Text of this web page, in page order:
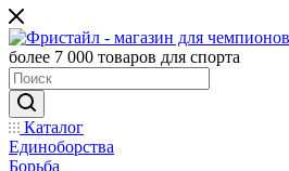
более 7 000 товаров для спорта
Каталог
Единоборства
Борьба